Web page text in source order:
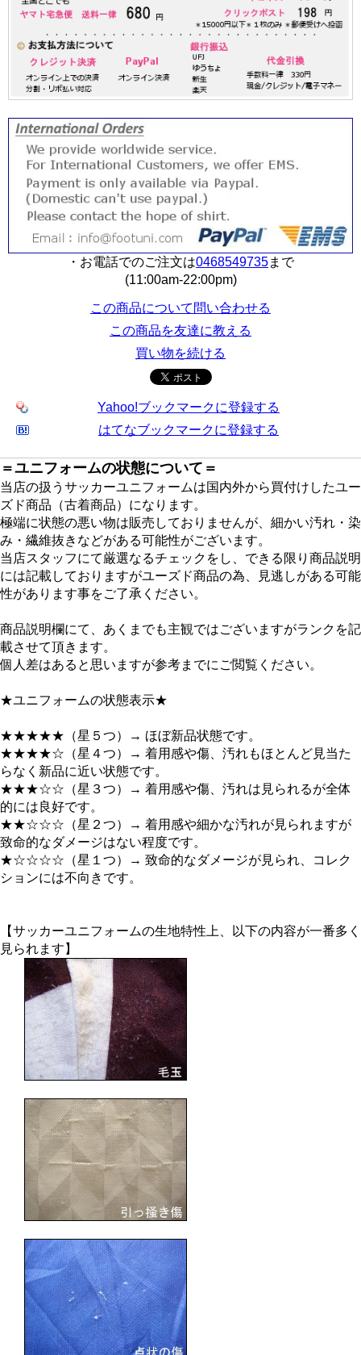
・お電話でのご注文は0468549735まで
(11:00am-22:00pm)
この商品について問い合わせる
この商品を友達に教える
買い物を続ける
Yahoo!ブックマークに登録する
はてなブックマークに登録する
＝ユニフォームの状態について＝
当店の扱うサッカーユニフォームは国内外から買付けしたユー
ズド商品（古着商品）になります。
極端に状態の悪い物は販売しておりませんが、細かい汚れ・染
み・繊維抜きなどがある可能性がございます。
当店スタッフにて厳選なるチェックをし、できる限り商品説明
には記載しておりますがユーズド商品の為、見逃しがある可能
性があります事をご了承ください。
商品説明欄にて、あくまでも主観ではございますがランクを記
載させて頂きます。
個人差はあると思いますが参考までにご閲覧ください。
★ユニフォームの状態表示★
★★★★★（星５つ）→ ほぼ新品状態です。
★★★★☆（星４つ）→ 着用感や傷、汚れもほとんど見当た
らなく新品に近い状態です。
★★★☆☆（星３つ）→ 着用感や傷、汚れは見られるが全体
的には良好です。
★★☆☆☆（星２つ）→ 着用感や細かな汚れが見られますが
致命的なダメージはない程度です。
★☆☆☆☆（星１つ）→ 致命的なダメージが見られ、コレク
ションには不向きです。
【サッカーユニフォームの生地特性上、以下の内容が一番多く
見られます】